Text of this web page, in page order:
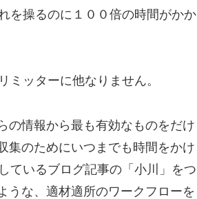
を操るのに１００倍の時間がかか
ッターに他なりません。
情報から最も有効なものをだけ
集のためにいつまでも時間をかけ
ているブログ記事の「小川」をつ
うな、適材適所のワークフローを